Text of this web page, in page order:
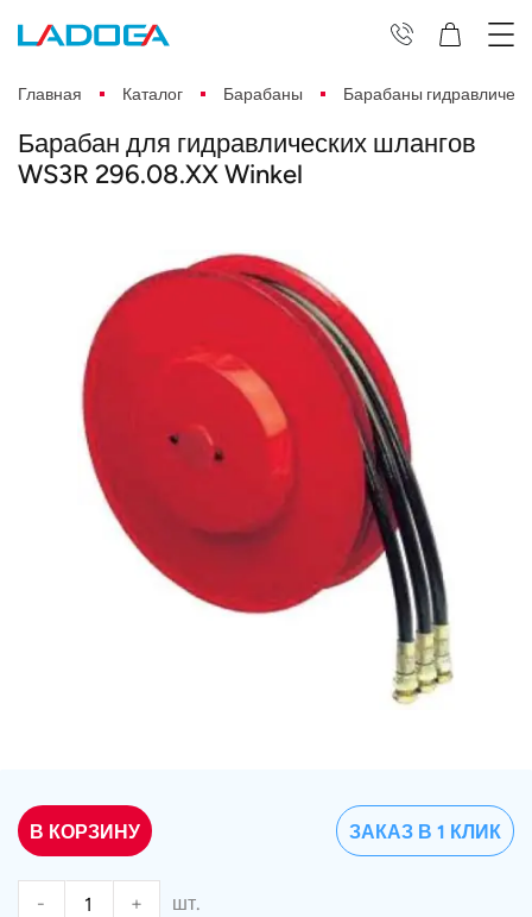
Главная Каталог Барабаны Барабаны
Барабан для гидравлических шлангов
WS3R 296.08.XX Winkel
В КОРЗИНУ
- + шт.
ЗАКАЗ В 1 КЛИК